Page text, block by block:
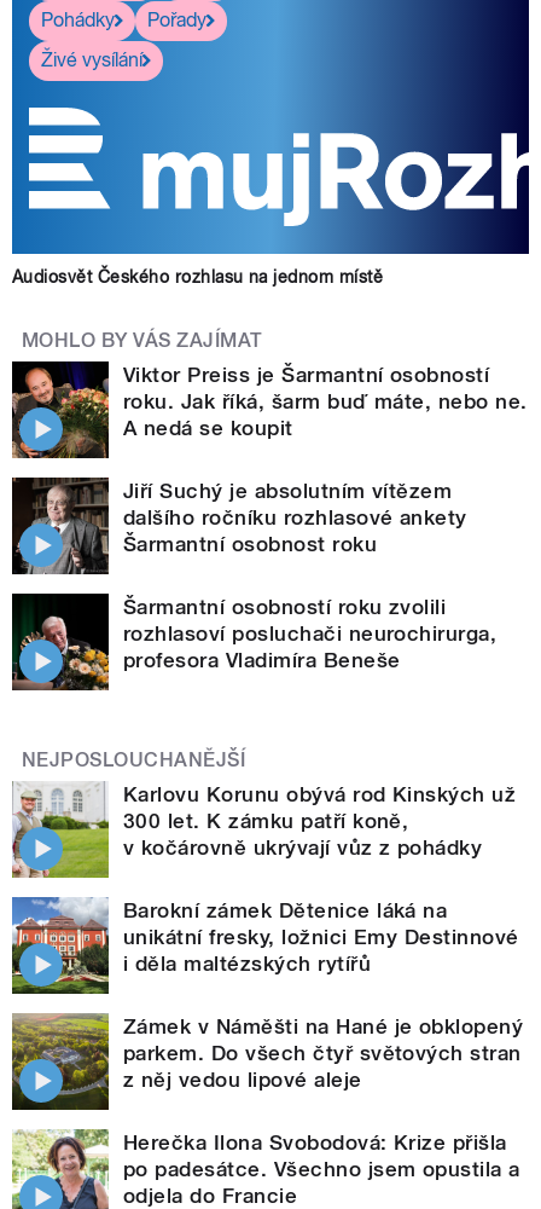
Pohádky
Pořady
Živé vysílání
Audiosvět Českého rozhlasu na jednom místě
MOHLO BY VÁS ZAJÍMAT
Viktor Preiss je Šarmantní osobností
roku. Jak říká, šarm buď máte, nebo ne.
A nedá se koupit
Jiří Suchý je absolutním vítězem
dalšího ročníku rozhlasové ankety
Šarmantní osobnost roku
Šarmantní osobností roku zvolili
rozhlasoví posluchači neurochirurga,
profesora Vladimíra Beneše
NEJPOSLOUCHANĚJŠÍ
Karlovu Korunu obývá rod Kinských už
300 let. K zámku patří koně,
v kočárovně ukrývají vůz z pohádky
Barokní zámek Dětenice láká na
unikátní fresky, ložnici Emy Destinnové
i děla maltézských rytířů
Zámek v Náměšti na Hané je obklopený
parkem. Do všech čtyř světových stran
z něj vedou lipové aleje
Herečka Ilona Svobodová: Krize přišla
po padesátce. Všechno jsem opustila a
odjela do Francie